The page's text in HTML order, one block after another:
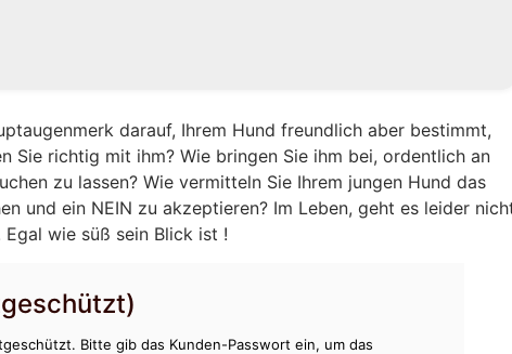
darauf, Ihrem Hund freundlich aber bestimmt,
Sie richtig mit ihm? Wie bringen Sie ihm bei, ordentlich an
zu lassen? Wie vermitteln Sie Ihrem jungen Hund das
und ein NEIN zu akzeptieren? Im Leben, geht es leider
wie süß sein Blick ist !
Bitte gib das Kunden-Passwort ein, um das